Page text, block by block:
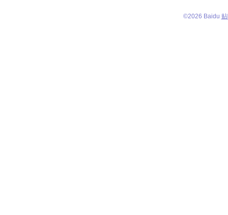
©2026 Baidu